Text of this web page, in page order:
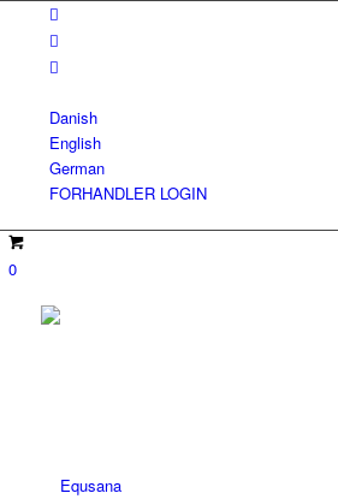
Danish
English
German
FORHANDLER LOGIN
0